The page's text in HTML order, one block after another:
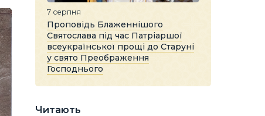
7 серпня
Проповідь Блаженнішого
Святослава під час Патріаршої
всеукраїнської прощі до Старуні
у свято Преображення
Господнього
Читають